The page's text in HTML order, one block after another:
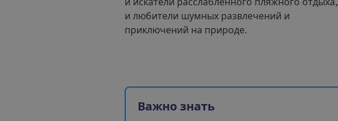
и любители шумных развлечений и
приключений на природе.
Важно знать